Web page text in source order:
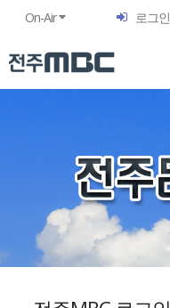
On-Air 로그인